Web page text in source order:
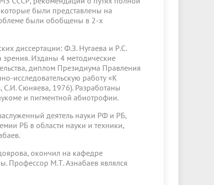
были представлены на
были обобщены в 2-х
диссертации: Ф.З. Нугаева и Р.С.
зрения. Изданы 4 методические
диплом Президиума Правления
исследовательскую работу «К
С.И. Сюняева, 1976). Разработаны
и пигментной абиотрофии.
деятель науки РФ и РБ,
РБ в области науки и техники,
окончил на кафедре
Профессор М.Т. Азнабаев являлся